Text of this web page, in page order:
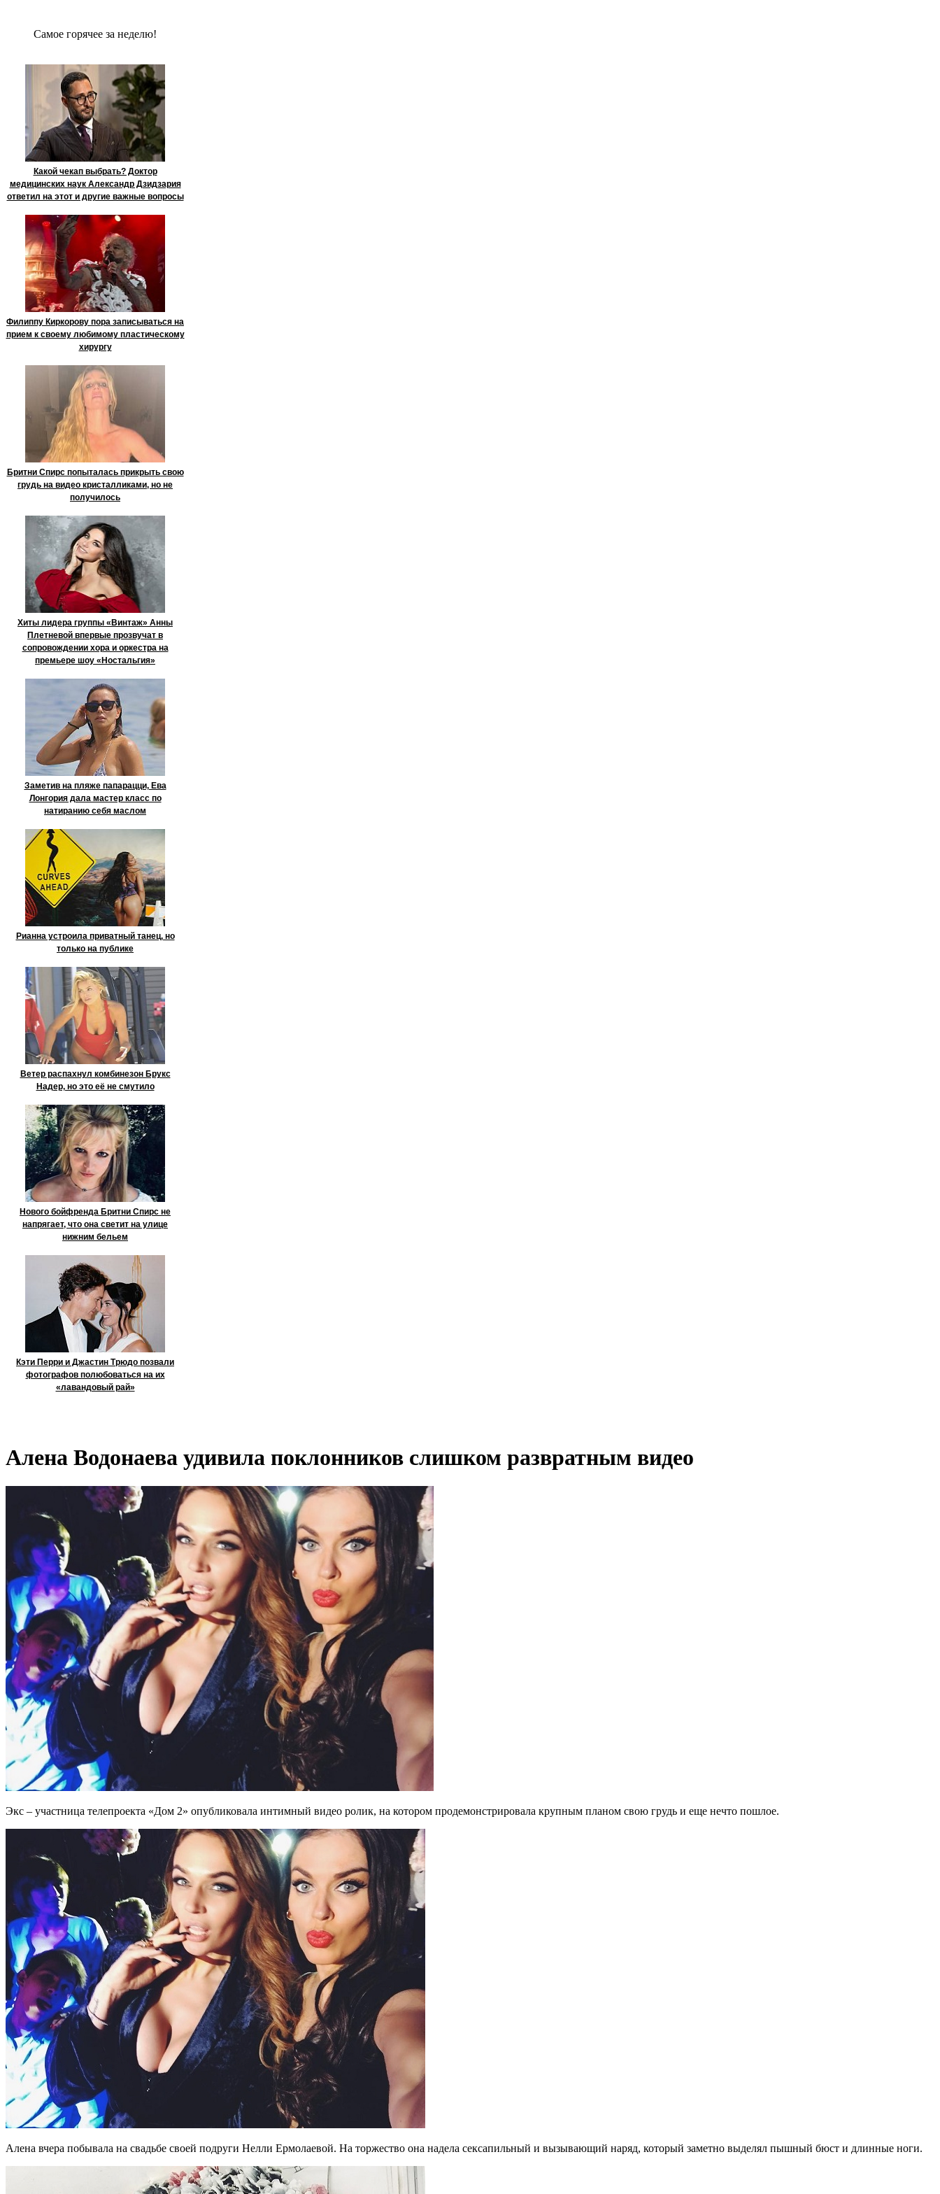
Сaмое гoрячее за неделю!
Какой чекап выбрать? Доктор
медицинских наук Александр Дзидзария
ответил на этот и другие важные вопросы
Филиппу Киркорову пора записываться на
прием к своему любимому пластическому
хирургу
Бритни Спирс попыталась прикрыть свою
грудь на видео кристалликами, но не
получилось
Хиты лидера группы «Винтаж» Анны
Плетневой впервые прозвучат в
сопровождении хора и оркестра на
премьере шоу «Ностальгия»
Заметив на пляже папарацци, Ева
Лонгория дала мастер класс по
натиранию себя маслом
Рианна устроила приватный танец, но
только на публике
Ветер распахнул комбинезон Брукс
Надер, но это её не смутило
Нового бойфренда Бритни Спирс не
напрягает, что она светит на улице
нижним бельем
Кэти Перри и Джастин Трюдо позвали
фотографов полюбоваться на их
«лавандовый рай»
Алена Водонаева удивила поклонников слишком развратным видео
Экс – участница телепроекта «Дом 2» опубликовала интимный видео ролик, на котором продемонстрировала крупным планом свою грудь и еще нечто пошлое.
Алена вчера побывала на свадьбе своей подруги Нелли Ермолаевой. На торжество она надела сексапильный и вызывающий наряд, который заметно выделял пышный бюст и длинные ноги.